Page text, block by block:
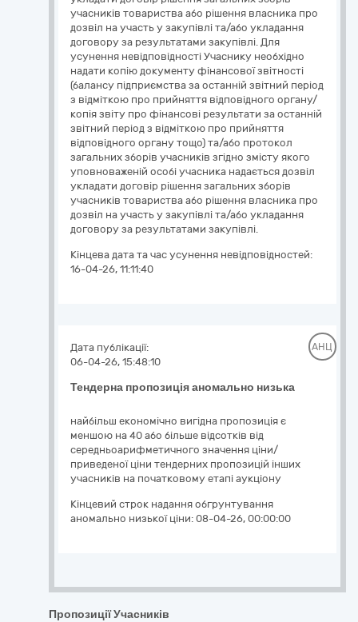
учасників товариства або рішення власника про
дозвіл на участь у закупівлі та/або укладання
договору за результатами закупівлі. Для
усунення невідповідності Учаснику необхідно
надати копію документу фінансової звітності
(балансу підприємства за останній звітний період
з відміткою про прийняття відповідного органу/
копія звіту про фінансові результати за останній
звітний період з відміткою про прийняття
відповідного органу тощо) та/або протокол
загальних зборів учасників згідно змісту якого
уповноваженій особі учасника надається дозвіл
укладати договір рішення загальних зборів
учасників товариства або рішення власника про
дозвіл на участь у закупівлі та/або укладання
договору за результатами закупівлі.
Кінцева дата та час усунення невідповідностей:
16-04-26, 11:11:40
Тендерна пропозиція аномально низька
Дата публікації:
06-04-26, 15:48:10
АНЦ
найбільш економічно вигідна пропозиція є
меншою на 40 або більше відсотків від
середньоарифметичного значення ціни/
приведеної ціни тендерних пропозицій інших
учасників на початковому етапі аукціону
Кінцевий строк надання обгрунтування
аномально низької ціни: 08-04-26, 00:00:00
Пропозиції Учасників